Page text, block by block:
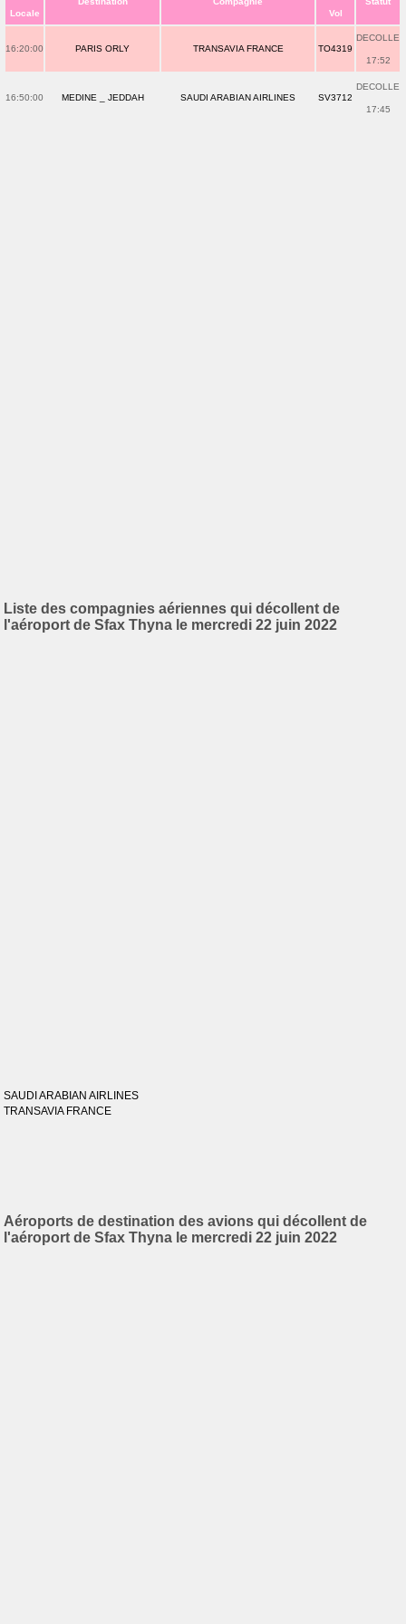
Locale Vol
16:20:00 PARIS ORLY TRANSAVIA FRANCE TO4319
DECOLLE
17:52
16:50:00 MEDINE _ JEDDAH SAUDI ARABIAN AIRLINES SV3712
DECOLLE
17:45
Liste des compagnies aériennes qui décollent de
l'aéroport de Sfax Thyna le mercredi 22 juin 2022
SAUDI ARABIAN AIRLINES
TRANSAVIA FRANCE
Aéroports de destination des avions qui décollent de
l'aéroport de Sfax Thyna le mercredi 22 juin 2022